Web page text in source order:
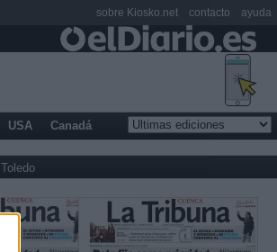
USA Canadá
Toledo
sobre Kiosko.net contacto ayuda